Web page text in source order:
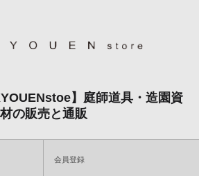
】庭師道具・造園資
材の販売と通販
会員登録